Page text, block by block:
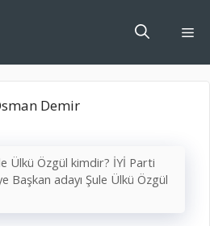
Ülkü Özgül kimdir? İYİ Parti
Başkan adayı Şule Ülkü Özgül